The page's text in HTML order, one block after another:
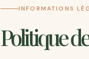
INFORMATIONS
Politique